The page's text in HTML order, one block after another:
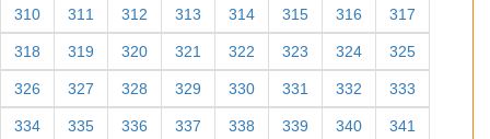
310 311 312 313 314 315 316 317
318 319 320 321 322 323 324 325
326 327 328 329 330 331 332 333
334 335 336 337 338 339 340 341